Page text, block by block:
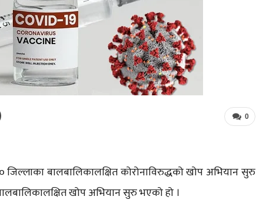
0
बालबालिकालक्षित कोरोनाविरुद्धको खोप अभियान सुरु
खोप अभियान सुरु भएको हो ।